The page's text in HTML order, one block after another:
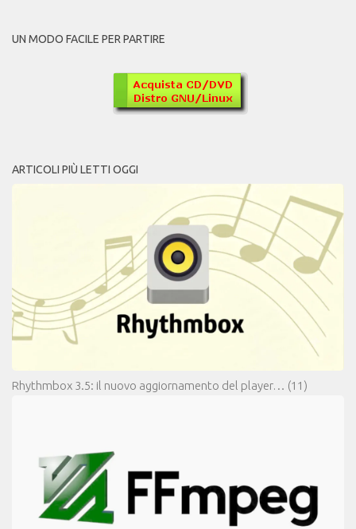
UN MODO FACILE PER PARTIRE
ARTICOLI PIÙ LETTI OGGI
Rhythmbox 3.5: il nuovo aggiornamento del player… (11)